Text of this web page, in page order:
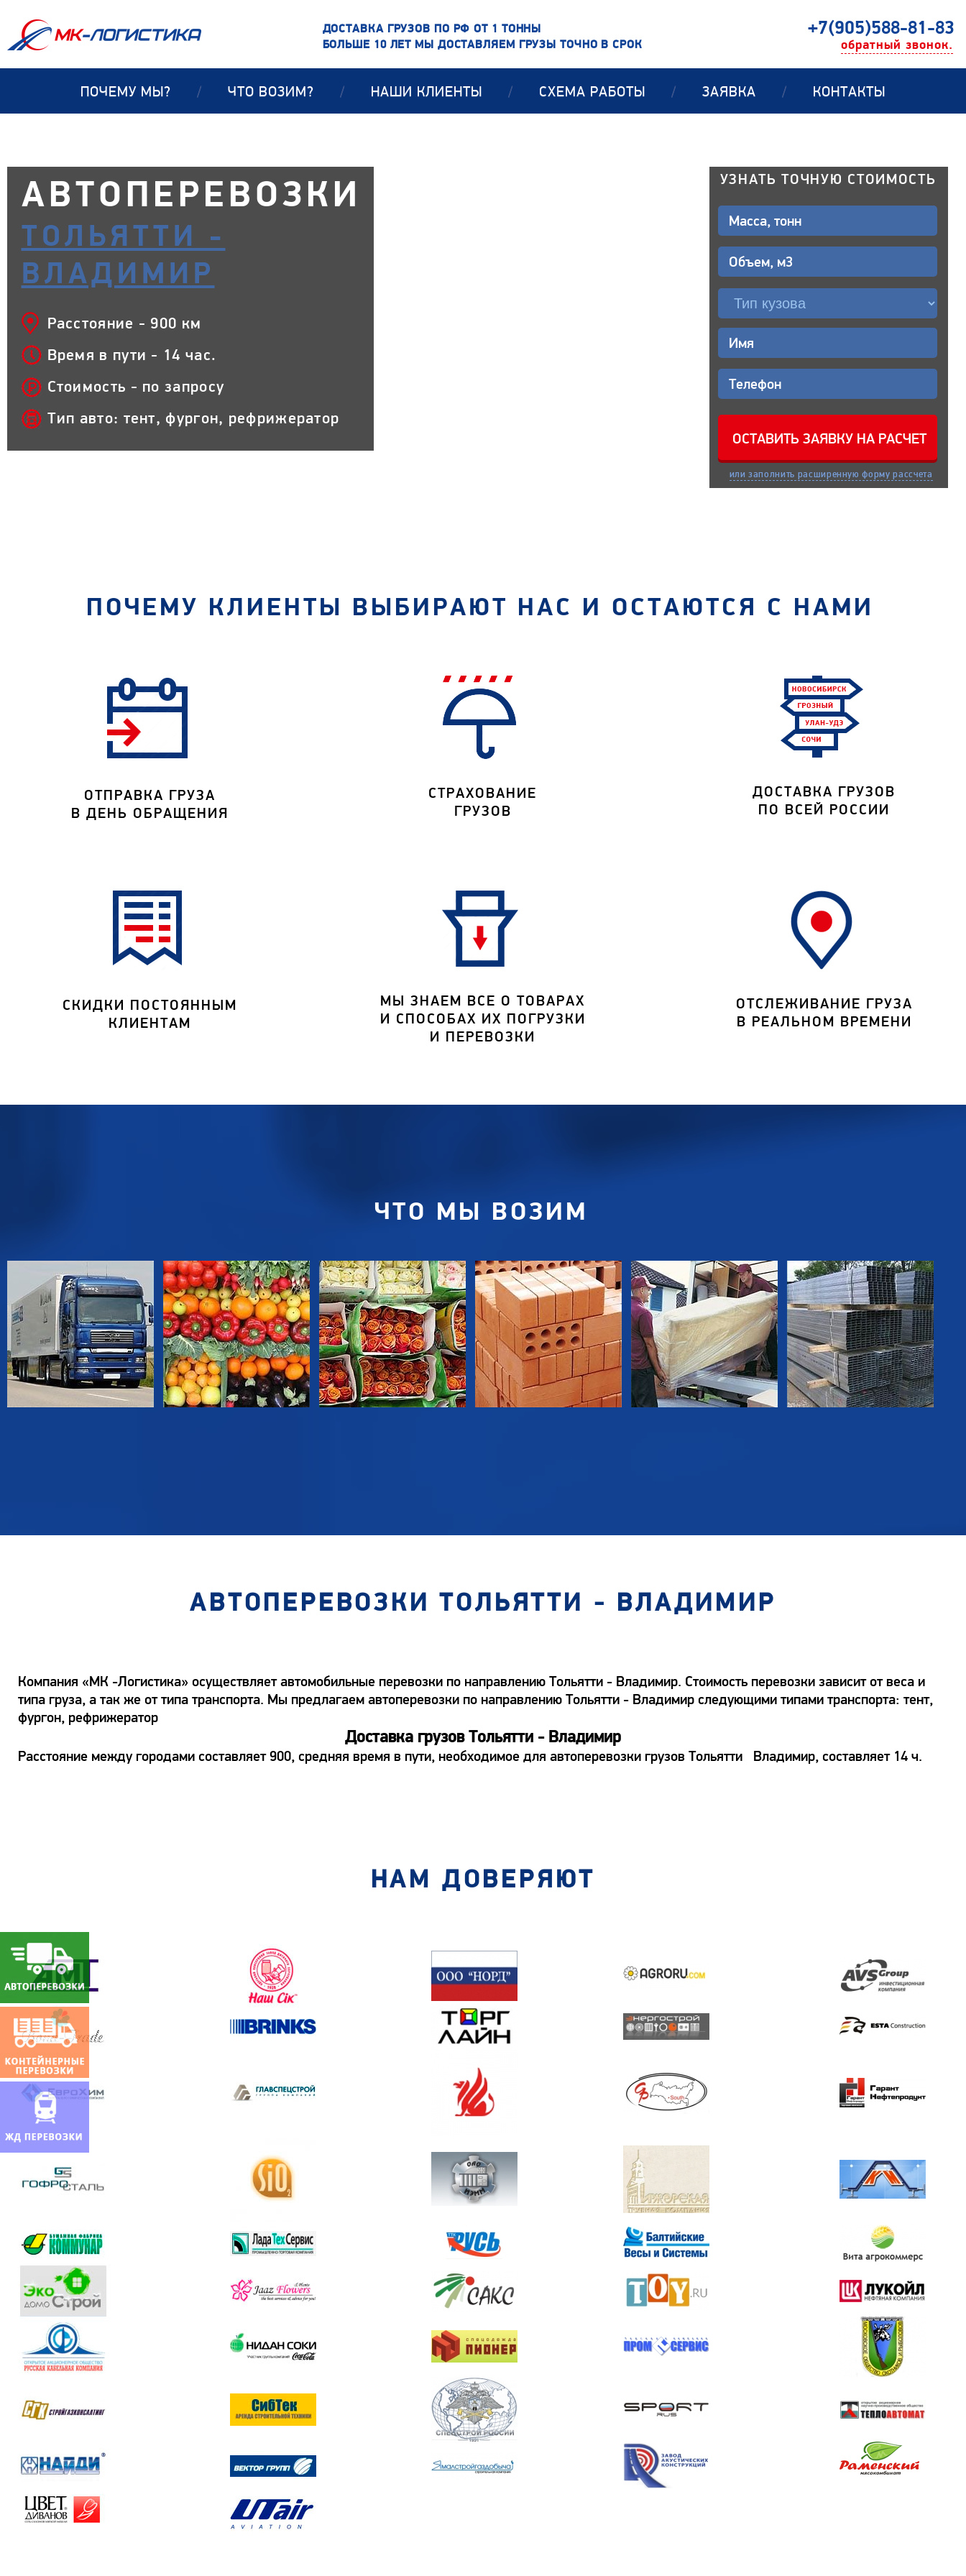
ДОСТАВКА ГРУЗОВ ПО РФ ОТ 1 ТОННЫ
БОЛЬШЕ 10 ЛЕТ МЫ ДОСТАВЛЯЕМ ГРУЗЫ ТОЧНО В СРОК
+7(905)588-81-83
обратный звонок.
ПОЧЕМУ МЫ? / ЧТО ВОЗИМ? / НАШИ КЛИЕНТЫ / СХЕМА РАБОТЫ / ЗАЯВКА / КОНТАКТЫ
АВТОПЕРЕВОЗКИ
ТОЛЬЯТТИ -
ВЛАДИМИР
Расстояние - 900 км
Время в пути - 14 час.
Стоимость - по запросу
Тип авто: тент, фургон, рефрижератор
УЗНАТЬ ТОЧНУЮ СТОИМОСТЬ
или заполнить расширенную форму рассчета
ПОЧЕМУ КЛИЕНТЫ ВЫБИРАЮТ НАС И ОСТАЮТСЯ С НАМИ
ОТПРАВКА ГРУЗА
В ДЕНЬ ОБРАЩЕНИЯ
СТРАХОВАНИЕ
ГРУЗОВ
ДОСТАВКА ГРУЗОВ
ПО ВСЕЙ РОССИИ
СКИДКИ ПОСТОЯННЫМ
КЛИЕНТАМ
МЫ ЗНАЕМ ВСЕ О ТОВАРАХ
И СПОСОБАХ ИХ ПОГРУЗКИ
И ПЕРЕВОЗКИ
ОТСЛЕЖИВАНИЕ ГРУЗА
В РЕАЛЬНОМ ВРЕМЕНИ
ЧТО МЫ ВОЗИМ
АВТОПЕРЕВОЗКИ ТОЛЬЯТТИ - ВЛАДИМИР
Компания «МК -Логистика» осуществляет автомобильные перевозки по направлению Тольятти - Владимир. Стоимость перевозки зависит от веса и
типа груза, а так же от типа транспорта. Мы предлагаем автоперевозки по направлению Тольятти - Владимир следующими типами транспорта: тент,
фургон, рефрижератор
Доставка грузов Тольятти - Владимир
Расстояние между городами составляет 900, средняя время в пути, необходимое для автоперевозки грузов Тольятти Владимир, составляет 14 ч.
НАМ ДОВЕРЯЮТ